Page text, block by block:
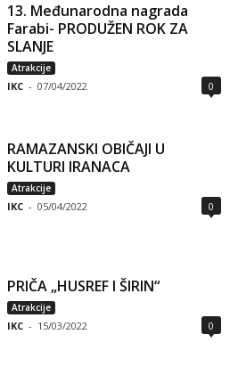
13. Međunarodna nagrada
Farabi- PRODUŽEN ROK ZA
SLANJE
Atrakcije
IKC - 07/04/2022 0
RAMAZANSKI OBIČAJI U
KULTURI IRANACA
Atrakcije
IKC - 05/04/2022 0
PRIČA „HUSREF I ŠIRIN“
Atrakcije
IKC - 15/03/2022 0